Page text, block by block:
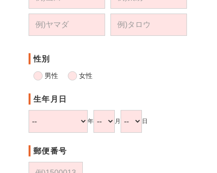
性別
男性 女性
生年月日
年 月 日
郵便番号